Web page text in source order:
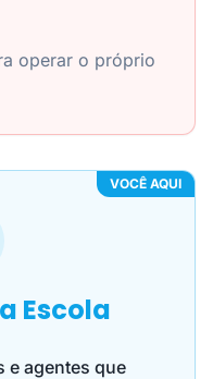
operar o próprio
VOCÊ AQUI
Escola
e agentes que